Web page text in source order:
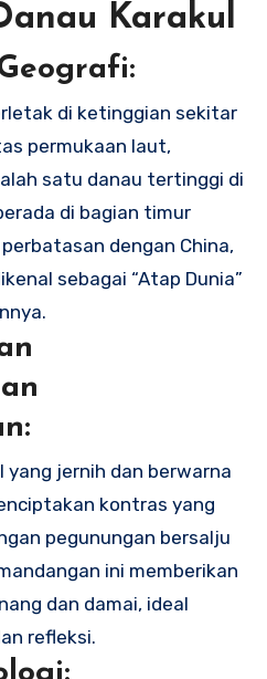
Karakul
di ketinggian sekitar
permukaan laut,
satu danau tertinggi di
di bagian timur
dengan China,
sebagai “Atap Dunia”
yang jernih dan berwarna
kontras yang
pegunungan bersalju
ini memberikan
dan damai, ideal
refleksi.